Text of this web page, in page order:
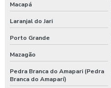
Macapá
Laranjal do Jari
Porto Grande
Mazagão
Pedra Branca do Amapari (Pedra
Branca do Amaparí)